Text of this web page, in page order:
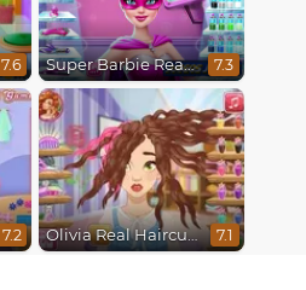
7.6 Super Barbie Real Haircuts 7.3
7.2 Olivia Real Haircuts 7.1